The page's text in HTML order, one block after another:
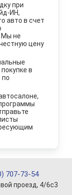
при
ИН,
авто в счет
Мы не
цену
в
по
707-73-54
проезд, 4/6с3